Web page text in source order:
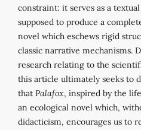
constraint: it serves as a
supposed to produce a
novel which eschews rigid
classic narrative mechanisms.
research relating to the
this article ultimately seeks to
that Palafox, inspired by the
an ecological novel which,
didacticism, encourages us to